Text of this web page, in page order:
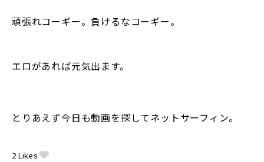
頑張れコーギー。負けるなコーギー。
エロがあれば元気出ます。
とりあえず今日も動画を探してネットサーフィン。
2 Likes